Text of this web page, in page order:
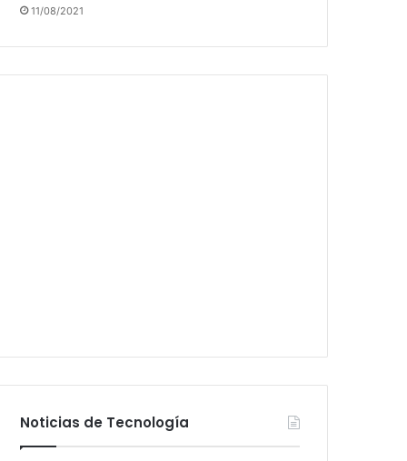
11/08/2021
Noticias de Tecnología